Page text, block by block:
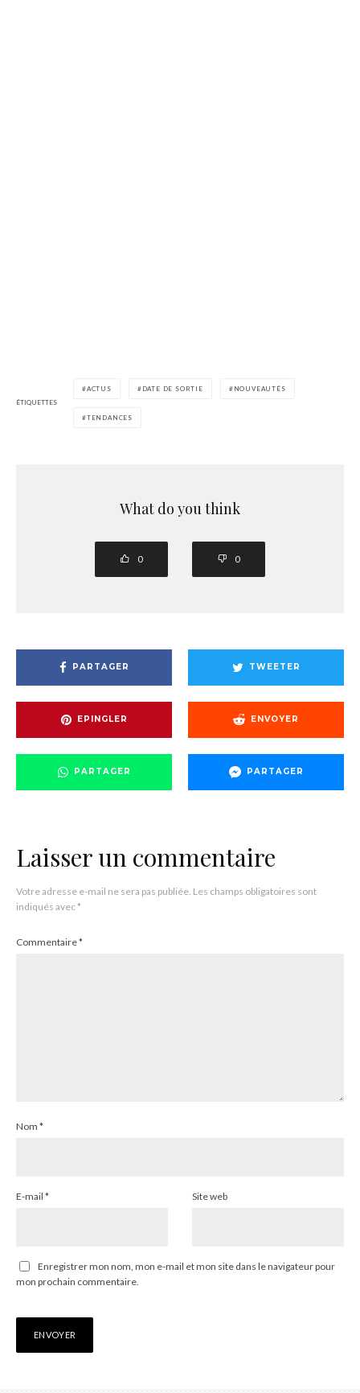
ÉTIQUETTES
ACTUS DATE DE SORTIE NOUVEAUTÉS
TENDANCES
What do you think
0 0
PARTAGER TWEETER
EPINGLER ENVOYER
PARTAGER PARTAGER
Laisser un commentaire
Votre adresse e-mail ne sera pas publiée. Les champs obligatoires sont
indiqués avec*
Commentaire*
Nom *
E-mail * Site web
Enregistrer mon nom, mon e-mail et mon site dans le navigateur pour
mon prochain commentaire.